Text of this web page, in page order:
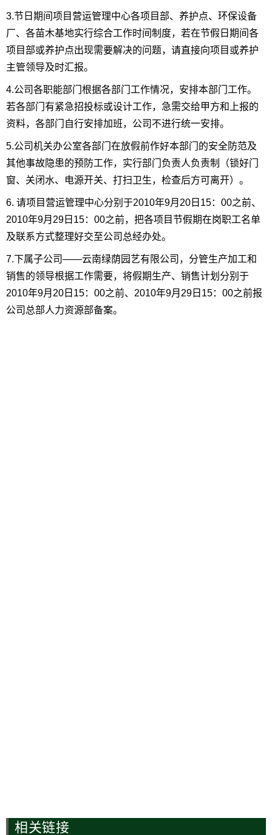
3.节日期间项目营运管理中心各项目部、养护点、环保设备
厂、各苗木基地实行综合工作时间制度，若在节假日期间各
项目部或养护点出现需要解决的问题，请直接向项目或养护
主管领导及时汇报。
4.公司各职能部门根据各部门工作情况，安排本部门工作。
若各部门有紧急招投标或设计工作，急需交给甲方和上报的
资料，各部门自行安排加班，公司不进行统一安排。
5.公司机关办公室各部门在放假前作好本部门的安全防范及
其他事故隐患的预防工作，实行部门负责人负责制（锁好门
窗、关闭水、电源开关、打扫卫生，检查后方可离开）。
6. 请项目营运管理中心分别于2010年9月20日15：00之前、
2010年9月29日15：00之前，把各项目节假期在岗职工名单
及联系方式整理好交至公司总经办处。
7.下属子公司——云南绿荫园艺有限公司，分管生产加工和
销售的领导根据工作需要，将假期生产、销售计划分别于
2010年9月20日15：00之前、2010年9月29日15：00之前报
公司总部人力资源部备案。
相关链接